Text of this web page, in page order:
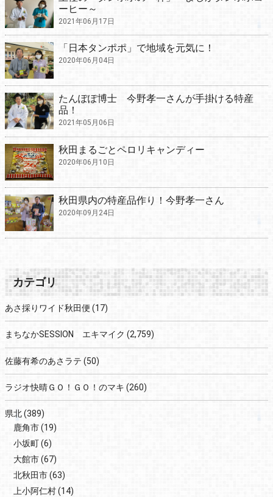
ーヒー～
2021年06月17日
「日本タンポポ」で地域を元気に！
2020年06月04日
たんぽぽ博士 今野孝一さんが手掛ける特産
品！
2021年05月06日
秋田まるごとペロリキャンディー
2020年06月10日
秋田県内の特産品作り！今野孝一さん
2020年09月24日
カテゴリ
あさ採りワイド秋田便 (17)
まちなかSESSION エキマイク (2,759)
佐藤有希のあさラテ (50)
ラジオ快晴ＧＯ！ＧＯ！のマキ (260)
県北(389)
鹿角市(19)
小坂町(6)
大館市(67)
北秋田市(63)
上小阿仁村(14)